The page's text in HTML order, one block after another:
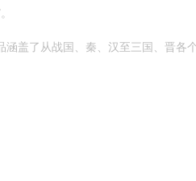
了从战国、秦、汉至三国、晋各个